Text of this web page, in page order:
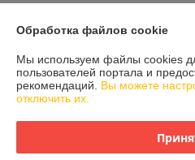
г. Витебск, пр-т Победы 15
Регистрационный номер ЕГР:
Регистрационный орган:
Обработка файлов cookie
Мы используем файлы cookies
пользователей портала и
рекомендаций. Вы можете
отключить их.